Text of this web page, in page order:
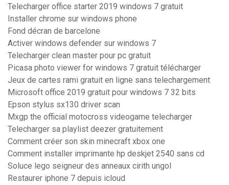
Telecharger office starter 2019 windows 7 gratuit
Installer chrome sur windows phone
Fond décran de barcelone
Activer windows defender sur windows 7
Telecharger clean master pour pc gratuit
Picasa photo viewer for windows 7 gratuit télécharger
Jeux de cartes rami gratuit en ligne sans telechargement
Microsoft office 2019 gratuit pour windows 7 32 bits
Epson stylus sx130 driver scan
Mxgp the official motocross videogame telecharger
Telecharger sa playlist deezer gratuitement
Comment créer son skin minecraft xbox one
Comment installer imprimante hp deskjet 2540 sans cd
Soluce lego seigneur des anneaux cirith ungol
Restaurer iphone 7 depuis icloud